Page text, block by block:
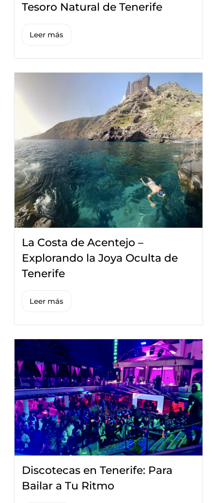
Tesoro Natural de Tenerife
Leer más
La Costa de Acentejo –
Explorando la Joya Oculta de
Tenerife
Leer más
Discotecas en Tenerife: Para
Bailar a Tu Ritmo